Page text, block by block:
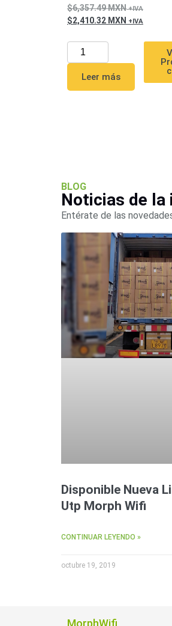
6,357.49MXN
2,410.32 MXN
Leer más
BLOG
Noticias de la
Entérate de las
Disponible Nueva
Utp Morph Wifi
CONTINUAR LEYENDO »
octubre 19, 2019
MorphWifi